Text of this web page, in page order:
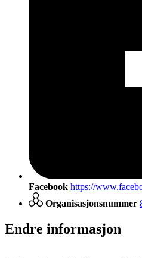
Facebook https://
Organisasjonsnummer
Endre informasjon